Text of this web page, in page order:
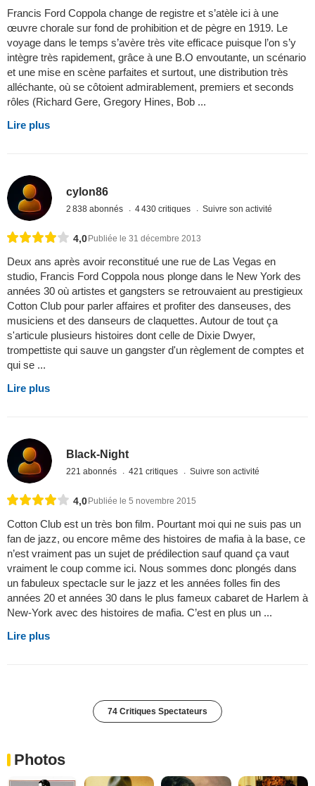
Francis Ford Coppola change de registre et s’atèle ici à une
œuvre chorale sur fond de prohibition et de pègre en 1919. Le
voyage dans le temps s’avère très vite efficace puisque l’on s’y
intègre très rapidement, grâce à une B.O envoutante, un scénario
et une mise en scène parfaites et surtout, une distribution très
alléchante, où se côtoient admirablement, premiers et seconds
rôles (Richard Gere, Gregory Hines, Bob ...
Lire plus
cylon86
2 838 abonnés 4 430 critiques Suivre son activité
4,0Publiée le 31 décembre 2013
Deux ans après avoir reconstitué une rue de Las Vegas en
studio, Francis Ford Coppola nous plonge dans le New York des
années 30 où artistes et gangsters se retrouvaient au prestigieux
Cotton Club pour parler affaires et profiter des danseuses, des
musiciens et des danseurs de claquettes. Autour de tout ça
s'articule plusieurs histoires dont celle de Dixie Dwyer,
trompettiste qui sauve un gangster d'un règlement de comptes et
qui se ...
Lire plus
Black-Night
221 abonnés 421 critiques Suivre son activité
4,0 Publiée le 5 novembre 2015
Cotton Club est un très bon film. Pourtant moi qui ne suis pas un
fan de jazz, ou encore même des histoires de mafia à la base, ce
n’est vraiment pas un sujet de prédilection sauf quand ça vaut
vraiment le coup comme ici. Nous sommes donc plongés dans
un fabuleux spectacle sur le jazz et les années folles fin des
années 20 et années 30 dans le plus fameux cabaret de Harlem à
New-York avec des histoires de mafia. C’est en plus un ...
Lire plus
74 Critiques Spectateurs
Photos